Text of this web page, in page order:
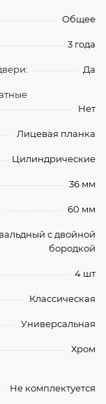
Общее
3 года
Да
Нет
Лицевая планка
Цилиндрические
36 мм
60 мм
с двойной
бородкой
4 шт
Классическая
Универсальная
Хром
Не комплектуется